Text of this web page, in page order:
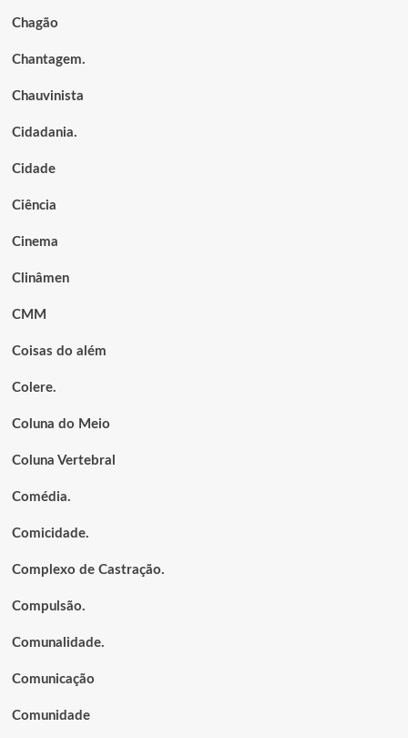
Chagão
Chantagem.
Chauvinista
Cidadania.
Cidade
Ciência
Cinema
Clinâmen
CMM
Coisas do além
Colere.
Coluna do Meio
Coluna Vertebral
Comédia.
Comicidade.
Complexo de Castração.
Compulsão.
Comunalidade.
Comunicação
Comunidade